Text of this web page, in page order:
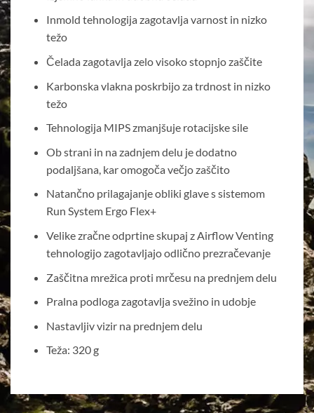
Inmold tehnologija zagotavlja varnost in nizko
težo
Čelada zagotavlja zelo visoko stopnjo zaščite
Karbonska vlakna poskrbijo za trdnost in nizko
težo
Tehnologija MIPS zmanjšuje rotacijske sile
Ob strani in na zadnjem delu je dodatno
podaljšana, kar omogoča večjo zaščito
Natančno prilagajanje obliki glave s sistemom
Run System Ergo Flex+
Velike zračne odprtine skupaj z Airflow Venting
tehnologijo zagotavljajo odlično prezračevanje
Zaščitna mrežica proti mrčesu na prednjem delu
Pralna podloga zagotavlja svežino in udobje
Nastavljiv vizir na prednjem delu
Teža: 320 g